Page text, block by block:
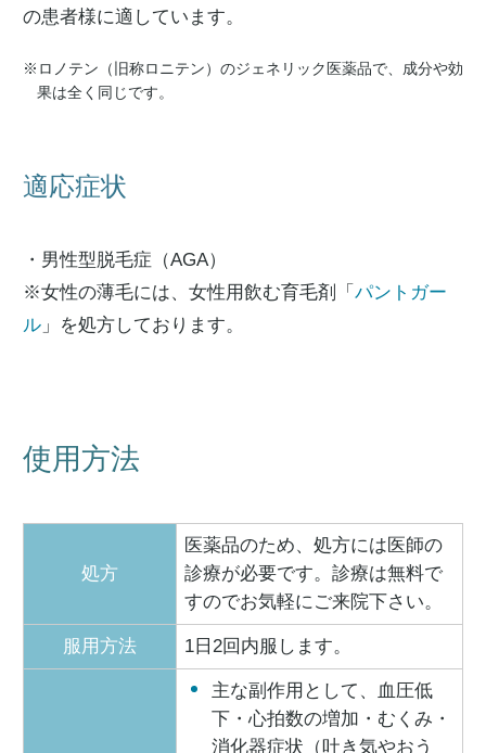
の患者様に適しています。
※ロノテン（旧称ロニテン）のジェネリック医薬品で、成分や効
果は全く同じです。
適応症状
・男性型脱毛症（AGA）
※女性の薄毛には、女性用飲む育毛剤「 パントガー
ル 」を処方しております。
使用方法
処方
医薬品のため、処方には医師の
診療が必要です。診療は無料で
すのでお気軽にご来院下さい。
服用方法 1日2回内服します。
主な副作用として、血圧低
下・心拍数の増加・むくみ・
消化器症状（吐き気やおう